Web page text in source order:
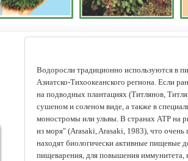
Водоросли традиционно используются в
Азиатско-Тихоокеанского региона. Если
на подводных плантациях (Tитлянов,
сушеном и соленом виде, а также в
моностромы или ульвы. В странах АТР на
из моря" (Arasaki, Arasaki, 1983), что
находят биологически активные
пищеварения, для повышения